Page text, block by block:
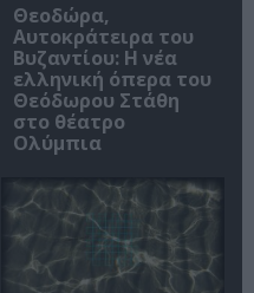
Θεοδώρα,
Αυτοκράτειρα του
Βυζαντίου: Η νέα
ελληνική όπερα του
Θεόδωρου Στάθη
στο θέατρο
Ολύμπια